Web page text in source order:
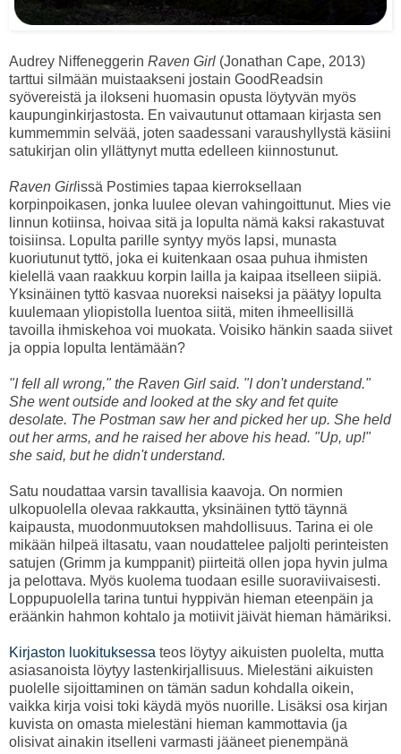
Audrey Niffeneggerin Raven Girl (Jonathan Cape, 2013)
tarttui silmään muistaakseni jostain GoodReadsin
syövereistä ja ilokseni huomasin opusta löytyvän myös
kaupunginkirjastosta. En vaivautunut ottamaan kirjasta sen
kummemmin selvää, joten saadessani varaushyllystä käsiini
satukirjan olin yllättynyt mutta edelleen kiinnostunut.
Raven Girlissä Postimies tapaa kierroksellaan
korpinpoikasen, jonka luulee olevan vahingoittunut. Mies vie
linnun kotiinsa, hoivaa sitä ja lopulta nämä kaksi rakastuvat
toisiinsa. Lopulta parille syntyy myös lapsi, munasta
kuoriutunut tyttö, joka ei kuitenkaan osaa puhua ihmisten
kielellä vaan raakkuu korpin lailla ja kaipaa itselleen siipiä.
Yksinäinen tyttö kasvaa nuoreksi naiseksi ja päätyy lopulta
kuulemaan yliopistolla luentoa siitä, miten ihmeellisillä
tavoilla ihmiskehoa voi muokata. Voisiko hänkin saada siivet
ja oppia lopulta lentämään?
"I fell all wrong," the Raven Girl said. "I don't understand."
She went outside and looked at the sky and fet quite
desolate. The Postman saw her and picked her up. She held
out her arms, and he raised her above his head. "Up, up!"
she said, but he didn't understand.
Satu noudattaa varsin tavallisia kaavoja. On normien
ulkopuolella olevaa rakkautta, yksinäinen tyttö täynnä
kaipausta, muodonmuutoksen mahdollisuus. Tarina ei ole
mikään hilpeä iltasatu, vaan noudattelee paljolti perinteisten
satujen (Grimm ja kumppanit) piirteitä ollen jopa hyvin julma
ja pelottava. Myös kuolema tuodaan esille suoraviivaisesti.
Loppupuolella tarina tuntui hyppivän hieman eteenpäin ja
eräänkin hahmon kohtalo ja motiivit jäivät hieman hämäriksi.
Kirjaston luokituksessa teos löytyy aikuisten puolelta, mutta
asiasanoista löytyy lastenkirjallisuus. Mielestäni aikuisten
puolelle sijoittaminen on tämän sadun kohdalla oikein,
vaikka kirja voisi toki käydä myös nuorille. Lisäksi osa kirjan
kuvista on omasta mielestäni hieman kammottavia (ja
olisivat ainakin itselleni varmasti jääneet pienempänä